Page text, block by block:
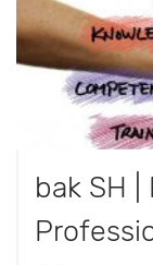
bak SH